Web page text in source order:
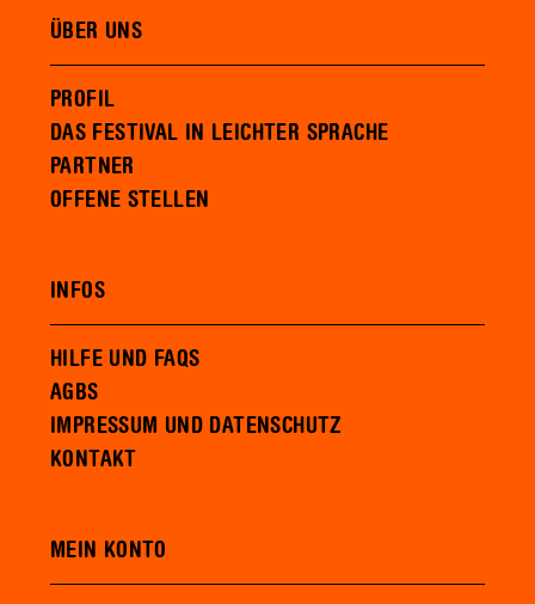
ÜBER UNS
PROFIL
DAS FESTIVAL IN LEICHTER SPRACHE
PARTNER
OFFENE STELLEN
INFOS
HILFE UND FAQS
AGBS
IMPRESSUM UND DATENSCHUTZ
KONTAKT
MEIN KONTO